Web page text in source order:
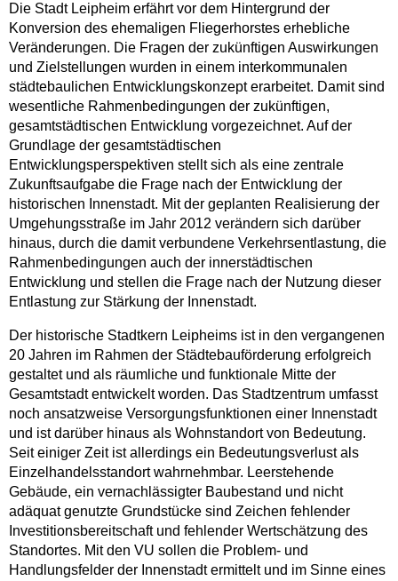
Die Stadt Leipheim erfährt vor dem Hintergrund der
Konversion des ehemaligen Fliegerhorstes erhebliche
Veränderungen. Die Fragen der zukünftigen Auswirkungen
und Zielstellungen wurden in einem interkommunalen
städtebaulichen Entwicklungskonzept erarbeitet. Damit sind
wesentliche Rahmenbedingungen der zukünftigen,
gesamtstädtischen Entwicklung vorgezeichnet. Auf der
Grundlage der gesamtstädtischen
Entwicklungsperspektiven stellt sich als eine zentrale
Zukunftsaufgabe die Frage nach der Entwicklung der
historischen Innenstadt. Mit der geplanten Realisierung der
Umgehungsstraße im Jahr 2012 verändern sich darüber
hinaus, durch die damit verbundene Verkehrsentlastung, die
Rahmenbedingungen auch der innerstädtischen
Entwicklung und stellen die Frage nach der Nutzung dieser
Entlastung zur Stärkung der Innenstadt.
Der historische Stadtkern Leipheims ist in den vergangenen
20 Jahren im Rahmen der Städtebauförderung erfolgreich
gestaltet und als räumliche und funktionale Mitte der
Gesamtstadt entwickelt worden. Das Stadtzentrum umfasst
noch ansatzweise Versorgungsfunktionen einer Innenstadt
und ist darüber hinaus als Wohnstandort von Bedeutung.
Seit einiger Zeit ist allerdings ein Bedeutungsverlust als
Einzelhandelsstandort wahrnehmbar. Leerstehende
Gebäude, ein vernachlässigter Baubestand und nicht
adäquat genutzte Grundstücke sind Zeichen fehlender
Investitionsbereitschaft und fehlender Wertschätzung des
Standortes. Mit den VU sollen die Problem- und
Handlungsfelder der Innenstadt ermittelt und im Sinne eines